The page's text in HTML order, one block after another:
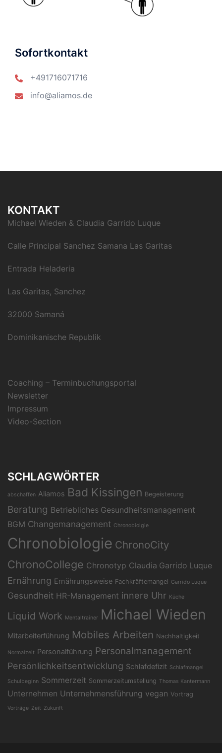
Sofortkontakt
+491716071716
info@aliamos.de
KONTAKT
Michael Wieden & Claudia Garrido Luque
Calle Principal Sanchez Samana Las Garitas
Entrada Heladeria
Las Garitas, Sanchez
32000 Samaná
Dominikanische Republik
Coaching – Terminbuchungsportal
Newsletter
Impressum
Video-Section
SCHLAGWÖRTER
abschaffen Aliamos Bad Kissingen Begeisterung
Beratung Betriebliches Gesundheitsmanagement
BGM Changemanagement Chronobiolgie
Chronobiologie ChronoCity
ChronoCollege Chronotyp Claudia Garrido Luque
Ernährung Ernährungsweise Fachkräftemangel Garrido Luque
Gesundheit HR-Management innere Uhr Küche
Liquid Work Mentaltrainer Michael Wieden
Mitarbeiterführung Mobiles Arbeiten Nachhaltigkeit
Normalzeit Personalführung Personalmanagement
Persönlichkeitsentwicklung Schlafdefizit Schlafmangel
Schulbeginn Sommerzeit Sommerzeitumstellung Thomas Kantermann
Unternehmen Unternehmensführung vegan Vortrag
Vorträge Zeit Zukunft